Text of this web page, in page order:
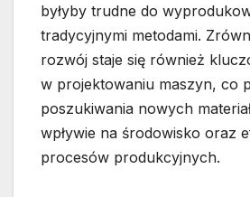
byłyby trudne do
tradycyjnymi metodami.
rozwój staje się również
w projektowaniu maszyn, co
poszukiwania nowych
wpływie na środowisko oraz
procesów produkcyjnych.